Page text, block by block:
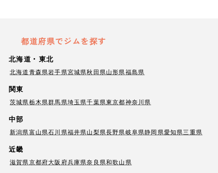
都道府県でジムを探す
北海道・東北
北海道青森県岩手県宮城県秋田県山形県福島県
関東
茨城県栃木県群馬県埼玉県千葉県東京都神奈川県
中部
新潟県富山県石川県福井県山梨県長野県岐阜県静岡県愛知県三重県
近畿
滋賀県京都府大阪府兵庫県奈良県和歌山県